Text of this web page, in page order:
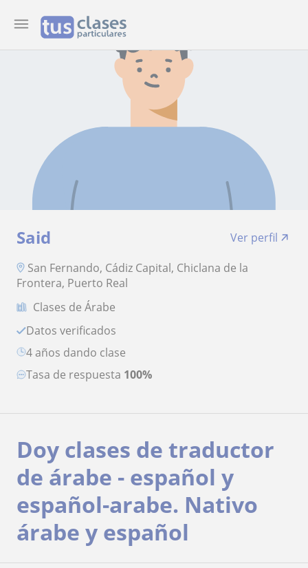
Said
Ver perfil
San Fernando, Cádiz Capital, Chiclana de la
Frontera, Puerto Real
Clases de Árabe
Datos verificados
4 años dando clase
Tasa de respuesta 100%
Doy clases de traductor
de árabe - español y
español-arabe. Nativo
árabe y español